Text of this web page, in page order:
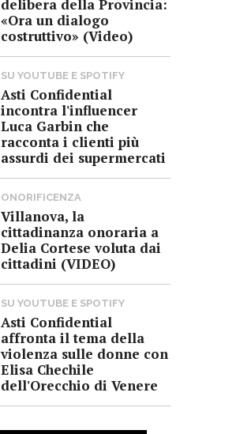
delibera della Provincia:
«Ora un dialogo
costruttivo» (Video)
SU YOUTUBE E SPOTIFY
Asti Confidential
incontra l'influencer
Luca Garbin che
racconta i clienti più
assurdi dei supermercati
ONORIFICENZA
Villanova, la
cittadinanza onoraria a
Delia Cortese voluta dai
cittadini (VIDEO)
SU YOUTUBE E SPOTIFY
Asti Confidential
affronta il tema della
violenza sulle donne con
Elisa Chechile
dell'Orecchio di Venere